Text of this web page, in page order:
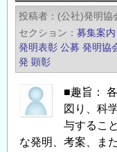
セ
ミ
ナ
ー
「パ
ナ
河
投稿者 (公社)発明協
セクション
募集案内
発明表彰 公募 発明協
発 顕彰
■趣旨：
図り、科
与するこ
な発明、考案、ま